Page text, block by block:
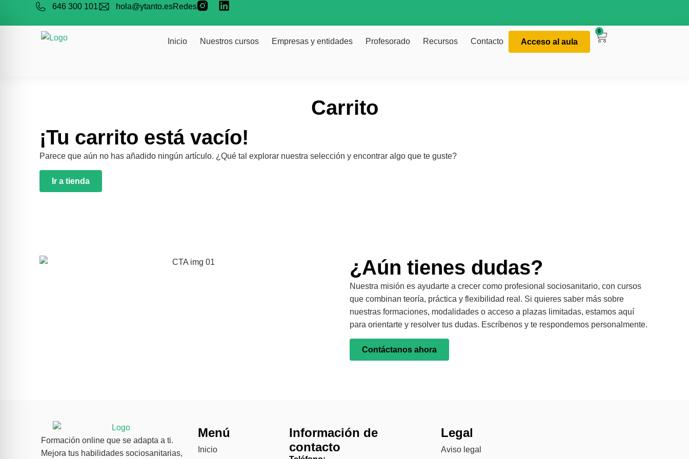
646 300 101 hola@ytanto.esRedes
Inicio Nuestros cursos Empresas y entidades Profesorado Recursos Contacto Acceso al aula
0
Carrito
¡Tu carrito está vacío!
Parece que aún no has añadido ningún artículo. ¿Qué tal explorar nuestra selección y encontrar algo que te guste?
Ir a tienda
¿Aún tienes dudas?
Nuestra misión es ayudarte a crecer como profesional sociosanitario, con cursos
que combinan teoría, práctica y flexibilidad real. Si quieres saber más sobre
nuestras formaciones, modalidades o acceso a plazas limitadas, estamos aquí
para orientarte y resolver tus dudas. Escríbenos y te respondemos personalmente.
Contáctanos ahora
Formación online que se adapta a ti.
Mejora tus habilidades sociosanitarias,
Menú
Inicio
Información de
contacto
Legal
Aviso legal